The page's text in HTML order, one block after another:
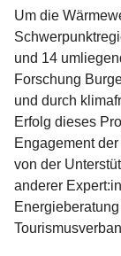
Um die
und 14
Forschung
und durch
Erfolg dieses
Engagement
von der
anderer